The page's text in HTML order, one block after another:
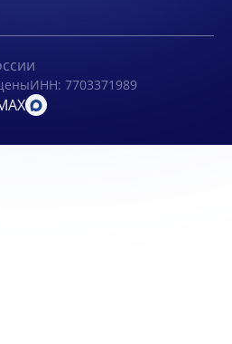
ИНН: 7703371989